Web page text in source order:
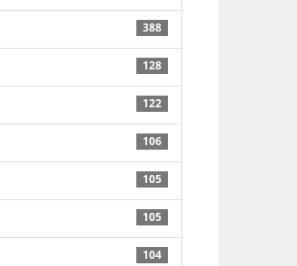
388
128
122
106
105
105
104